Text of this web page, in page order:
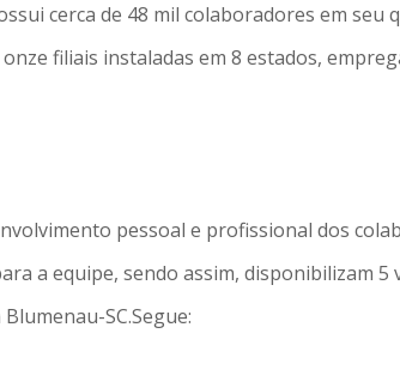
cerca de 48 mil colaboradores em seu
filiais instaladas em 8 estados,
pessoal e profissional dos
a equipe, sendo assim, disponibilizam 5
SC.Segue: